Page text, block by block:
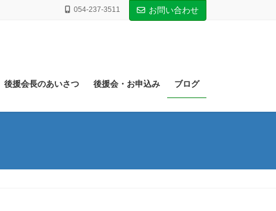
054-237-3511 お問い合わせ
後援会長のあいさつ 後援会・お申込み ブログ